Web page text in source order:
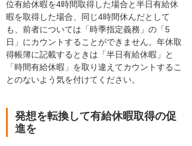
位有給休暇を4時間取得した場合と半日有給休
暇を取得した場合、同じ4時間休んだとして
も、前者については「時季指定義務」の「5
日」にカウントすることができません。年休取
得帳簿に記載するときは「半日有給休暇」と
「時間有給休暇」を取り違えてカウントするこ
とのないよう気を付けてください。
発想を転換して有給休暇取得の促
進を